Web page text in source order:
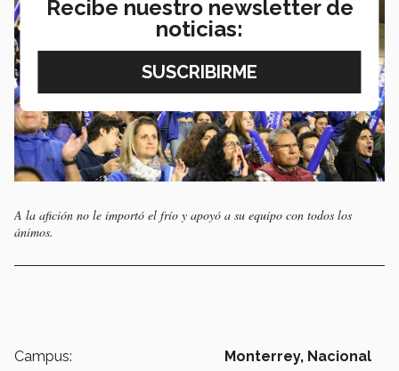
A la afición no le importó el frío y apoyó a su equipo con todos los
ánimos.
Campus: Monterrey, Nacional
Recibe nuestro newsletter de
noticias: